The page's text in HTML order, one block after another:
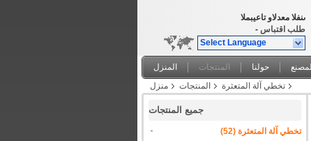
المبيعات والدعم الفنى
طلب اقتباس -
Select Language
المنزل المنتجات حولنا
منزل
المنتجات تخطي آلة المتعثرة
جميع المنتجات
تخطي آلة المتعثرة (52)